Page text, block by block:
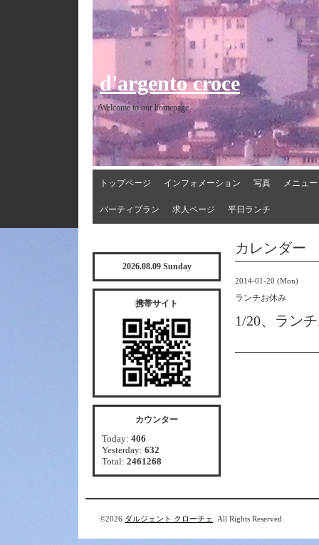
d'argento croce
Welcome to our homepage
トップページ インフォメーション 写真 メニュー
パーティプラン 求人ページ 平日ランチ
カレンダー
2014-01-20 (Mon)
ランチお休み
1/20、ラン
2026.08.09 Sunday
携帯サイト
カウンター
Today: 406
Yesterday: 632
Total: 2461268
©2026 ダルジェント クローチェ . All Rights Reserved.